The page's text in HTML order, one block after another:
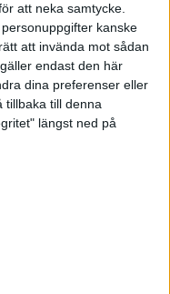
att neka samtycke.
kanske
att invända mot sådan
endast den här
dina preferenser eller
tillbaka till denna
längst ned på
Marie Alani
Ledning